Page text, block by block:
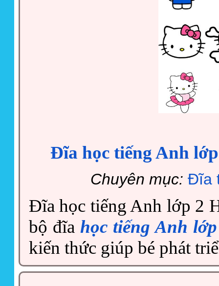
Đĩa học tiếng Anh
Chuyên mục:Đĩa
Đĩa học tiếng Anh lớp 2
bộ đĩa học tiếng Anh
kiến thức giúp bé phát